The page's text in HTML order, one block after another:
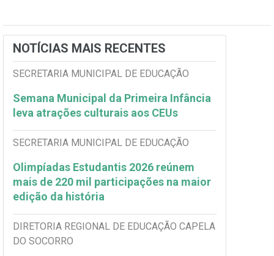
NOTÍCIAS MAIS RECENTES
SECRETARIA MUNICIPAL DE EDUCAÇÃO
Semana Municipal da Primeira Infância
leva atrações culturais aos CEUs
SECRETARIA MUNICIPAL DE EDUCAÇÃO
Olimpíadas Estudantis 2026 reúnem
mais de 220 mil participações na maior
edição da história
DIRETORIA REGIONAL DE EDUCAÇÃO CAPELA
DO SOCORRO